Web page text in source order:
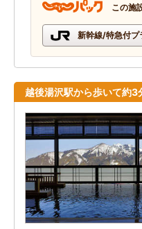
この施
新幹線/特急付プ
越後湯沢駅から歩いて約3